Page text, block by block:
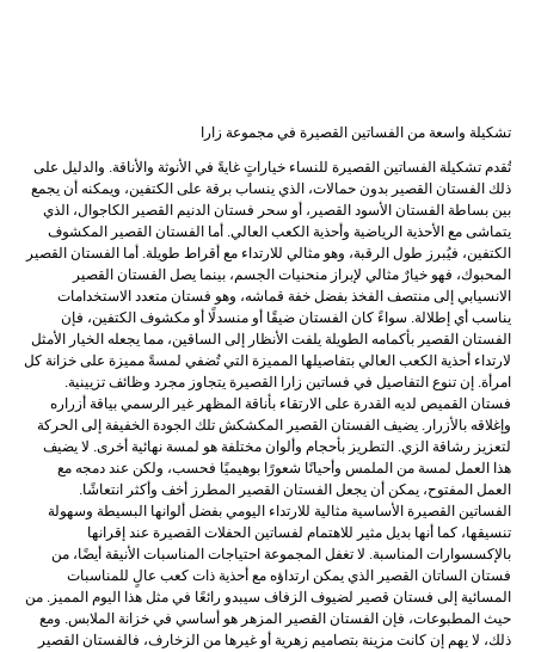
تشكيلة واسعة من الفساتين القصيرة في مجموعة زارا
تُقدم تشكيلة الفساتين القصيرة للنساء خياراتٍ غايةً في الأنوثة والأناقة. والدليل على
ذلك الفستان القصير بدون حمالات، الذي ينساب برقة على الكتفين، ويمكنه أن يجمع
بين بساطة الفستان الأسود القصير، أو سحر فستان الدنيم القصير الكاجوال، الذي
يتماشى مع الأحذية الرياضية وأحذية الكعب العالي. أما الفستان القصير المكشوف
الكتفين، فيُبرز طول الرقبة، وهو مثالي للارتداء مع أقراط طويلة. أما الفستان القصير
المحبوك، فهو خيارٌ مثالي لإبراز منحنيات الجسم، بينما يصل الفستان القصير
الانسيابي إلى منتصف الفخذ بفضل خفة قماشه، وهو فستان متعدد الاستخدامات
يناسب أي إطلالة. سواءً كان الفستان ضيقًا أو منسدلًا أو مكشوف الكتفين، فإن
الفستان القصير بأكمامه الطويلة يلفت الأنظار إلى الساقين، مما يجعله الخيار الأمثل
لارتداء أحذية الكعب العالي بتفاصيلها المميزة التي تُضفي لمسةً مميزة على خزانة كل
امرأة. إن تنوع التفاصيل في فساتين زارا القصيرة يتجاوز مجرد وظائف تزيينية.
فستان القميص لديه القدرة على الارتقاء بأناقة المظهر غير الرسمي بياقة أزراره
وإغلاقه بالأزرار. يضيف الفستان القصير المكشكش تلك الجودة الخفيفة إلى الحركة
لتعزيز رشاقة الزي. التطريز بأحجام وألوان مختلفة هو لمسة نهائية أخرى. لا يضيف
هذا العمل لمسة من الملمس وأحيانًا شعورًا بوهيميًا فحسب، ولكن عند دمجه مع
العمل المفتوح، يمكن أن يجعل الفستان القصير المطرز أخف وأكثر انتعاشًا.
الفساتين القصيرة الأساسية مثالية للارتداء اليومي بفضل ألوانها البسيطة وسهولة
تنسيقها، كما أنها بديل مثير للاهتمام لفساتين الحفلات القصيرة عند إقرانها
بالإكسسوارات المناسبة. لا تغفل المجموعة احتياجات المناسبات الأنيقة أيضًا، من
فستان الساتان القصير الذي يمكن ارتداؤه مع أحذية ذات كعب عالٍ للمناسبات
المسائية إلى فستان قصير لضيوف الزفاف سيبدو رائعًا في مثل هذا اليوم المميز. من
حيث المطبوعات، فإن الفستان القصير المزهر هو أساسي في خزانة الملابس. ومع
ذلك، لا يهم إن كانت مزينة بتصاميم زهرية أو غيرها من الزخارف، فالفستان القصير